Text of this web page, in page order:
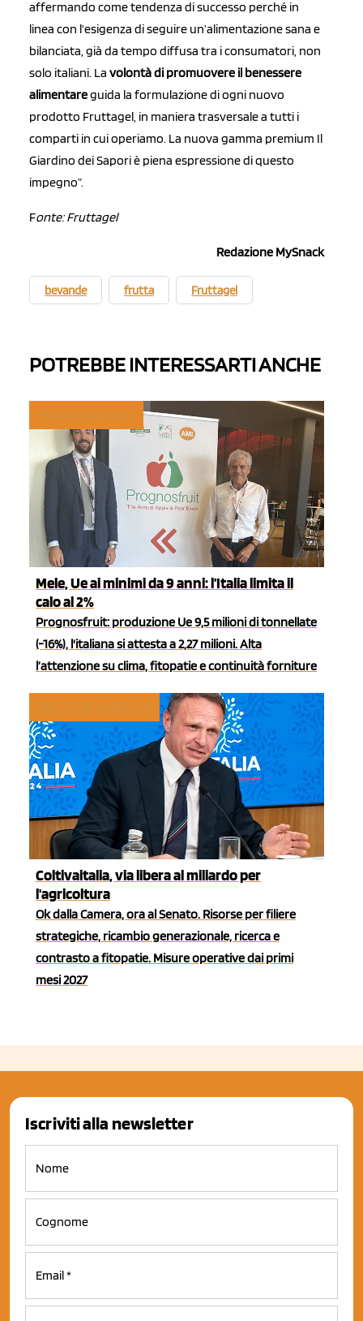
affermando come tendenza di successo perché in
linea con l’esigenza di seguire un’alimentazione sana e
bilanciata, già da tempo diffusa tra i consumatori, non
solo italiani. La volontà di promuovere il benessere
alimentareguida la formulazione di ogni nuovo
prodotto Fruttagel, in maniera trasversale a tutti i
comparti in cui operiamo. La nuova gamma premium Il
Giardino dei Sapori è piena espressione di questo
impegno”.
Fonte: Fruttagel
Redazione MySnack
bevande frutta Fruttagel
POTREBBE INTERESSARTI ANCHE
Mele, Ue ai minimi da 9 anni: l’Italia limita il
calo al 2%
Prognosfruit: produzione Ue 9,5 milioni di tonnellate
(-16%), l'italiana si attesta a 2,27 milioni. Alta
l’attenzione su clima, fitopatie e continuità forniture
Coltivaitalia, via libera al miliardo per
l'agricoltura
Ok dalla Camera, ora al Senato. Risorse per filiere
strategiche, ricambio generazionale, ricerca e
contrasto a fitopatie. Misure operative dai primi
mesi 2027
Iscriviti alla newsletter